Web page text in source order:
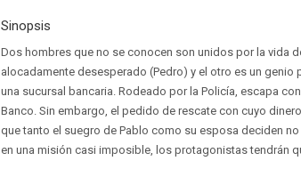
Sinopsis
Dos hombres que no se conocen son unidos por la vida
alocadamente desesperado (Pedro) y el otro es un
una sucursal bancaria. Rodeado por la Policía, escapa
Banco. Sin embargo, el pedido de rescate con cuyo
que tanto el suegro de Pablo como su esposa deciden
en una misión casi imposible, los protagonistas tendrán